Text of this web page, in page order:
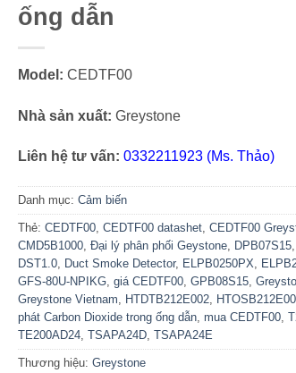
ống dẫn
Model: CEDTF00
Nhà sản xuất: Greystone
Liên hệ tư vấn: 0332211923 (Ms. Thảo)
Danh mục: Cảm biến
Thẻ: CEDTF00, CEDTF00 datashet, CEDTF00
CMD5B1000, Đại lý phân phối Geystone, DPB07S15,
DST1.0, Duct Smoke Detector, ELPB0250PX,
GFS-80U-NPIKG, giá CEDTF00, GPB08S15,
Greystone Vietnam, HTDTB212E002,
phát Carbon Dioxide trong ống dẫn, mua CEDTF00,
TE200AD24, TSAPA24D, TSAPA24E
Thương hiệu: Greystone